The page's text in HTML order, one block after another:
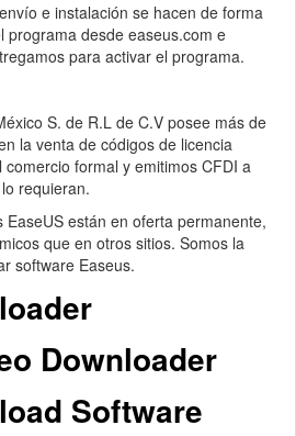
e instalación se hacen de forma
programa desde easeus.com e
para activar el programa.
S. de R.L de C.V posee más de
la venta de códigos de licencia
formal y emitimos CFDI a
requieran.
están en oferta permanente,
que en otros sitios. Somos la
software Easeus.
Downloader
Software